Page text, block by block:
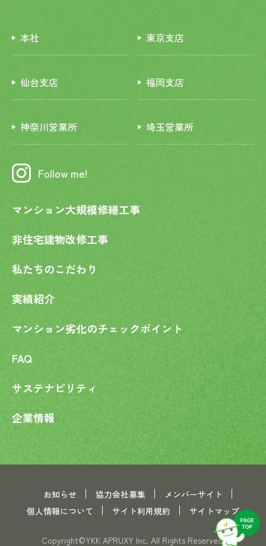
本社 東京支店
仙台支店 福岡支店
神奈川営業所 埼玉営業所
Follow me!
マンション大規模修繕工事
非住宅建物改修工事
私たちのこだわり
実績紹介
マンション劣化のチェックポイント
FAQ
サステナビリティ
企業情報
お知らせ 協力会社募集
メンバーサイト
個人情報について
サイト利用規約 サイトマップ
Copyright©YKK APRUXY Inc. All Rights Reserved.